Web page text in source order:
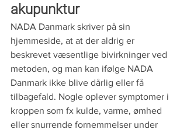
akupunktur
NADA Danmark skriver på sin
hjemmeside, at at der aldrig er
beskrevet væsentlige bivirkninger ved
metoden, og man kan ifølge NADA
Danmark ikke blive dårlig eller få
tilbagefald. Nogle oplever symptomer i
kroppen som fx kulde, varme, ømhed
eller snurrende fornemmelser under